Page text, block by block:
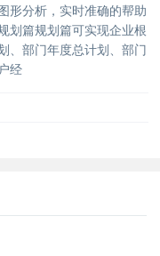
形分析，实时准确的帮助
划篇规划篇可实现企业根
、部门年度总计划、部门
经